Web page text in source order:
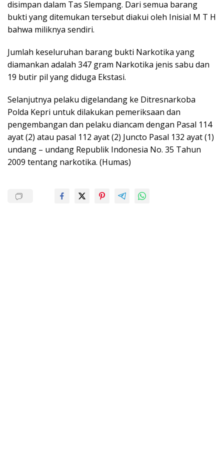
disimpan dalam Tas Slempang. Dari semua barang
bukti yang ditemukan tersebut diakui oleh Inisial M T H
bahwa miliknya sendiri.
Jumlah keseluruhan barang bukti Narkotika yang
diamankan adalah 347 gram Narkotika jenis sabu dan
19 butir pil yang diduga Ekstasi.
Selanjutnya pelaku digelandang ke Ditresnarkoba
Polda Kepri untuk dilakukan pemeriksaan dan
pengembangan dan pelaku diancam dengan Pasal 114
ayat (2) atau pasal 112 ayat (2) Juncto Pasal 132 ayat (1)
undang – undang Republik Indonesia No. 35 Tahun
2009 tentang narkotika. (Humas)